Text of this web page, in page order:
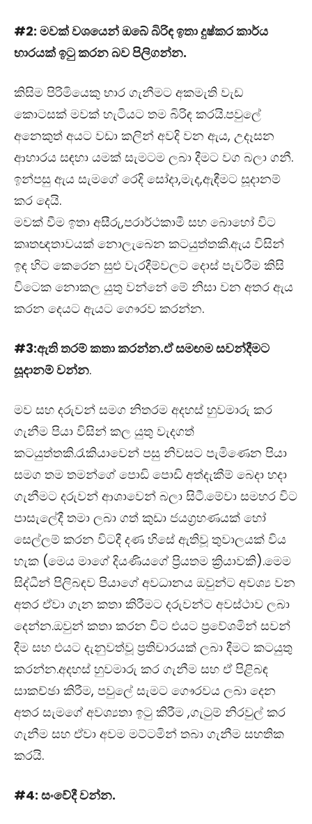
#2: මවක් වශයෙන් ඔබේ බිරිඳ ඉතා දුෂ්කර කාර්ය
භාරයක් ඉටු කරන බව පිලිගන්න.
කිසිම පිරිමියෙකු භාර ගැනීමට අකමැති වැඩ
කොටසක් මවක් හැටියට තම බිරිඳ කරයි.පවුලේ
අනෙකුත් අයට වඩා කලින් අවදි වන ඇය, උදෑසන
ආහාරය සඳහා යමක් සැමටම ලබා දීමට වග බලා ගනී.
ඉන්පසු ඇය සැමගේ රෙදි සෝදා,මැද,ඇඳීමට සූදානම්
කර දෙයි.
මවක් වීම ඉතා අසීරු,පරාර්ථකාමී සහ බොහෝ විට
කෘතඥතාවයක් නොලැබෙන කටයුත්තකි.ඇය විසින්
ඉඳ හිට කෙරෙන සුළු වැරදීම්වලට දොස් පැවරීම කිසි
විටෙක නොකල යුතු වන්නේ මේ නිසා වන අතර ඇය
කරන දෙයට ඇයට ගෞරව කරන්න.
#3:ඇති තරම් කතා කරන්න.ඒ සමඟම සවන්දීමට
සූදානම් වන්න.
මව සහ දරුවන් සමග නිතරම අදහස් හුවමාරු කර
ගැනීම පියා විසින් කල යුතු වැදගත්
කටයුත්තකි.රැකියාවෙන් පසු නිවසට පැමිණෙන පියා
සමග තම තමන්ගේ පොඩි පොඩි අත්දැකීම් බෙදා හදා
ගැනීමට දරුවන් ආශාවෙන් බලා සිටී.මේවා සමහර විට
පාසැලේදී තමා ලබා ගත් කුඩා ජයග්‍රහණයක් හෝ
සෙල්ලම් කරන විටදී දණ හිසේ ඇතිවූ තුවාලයක් විය
හැක (මෙය මාගේ දියණියගේ ප්‍රියතම ක්‍රියාවකි).මෙම
සිද්ධීන් පිලිබඳව පියාගේ අවධානය ඔවුන්ට අවශ්‍ය වන
අතර ඒවා ගැන කතා කිරීමට දරුවන්ට අවස්ථාව ලබා
දෙන්න.ඔවුන් කතා කරන විට එයට ප්‍රවේශමින් සවන්
දීම සහ එයට දැනුවත්වූ ප්‍රතිචාරයක් ලබා දීමට කටයුතු
කරන්න.අදහස් හුවමාරු කර ගැනීම සහ ඒ පිළිබඳ
සාකච්ඡා කිරීම, පවුලේ සැමට ගෞරවය ලබා දෙන
අතර සැමගේ අවශ්‍යතා ඉටු කිරීම ,ගැටුම් නිරවුල් කර
ගැනීම සහ ඒවා අවම මට්ටමින් තබා ගැනීම සහතික
කරයි.
#4: සංවේදී වන්න.